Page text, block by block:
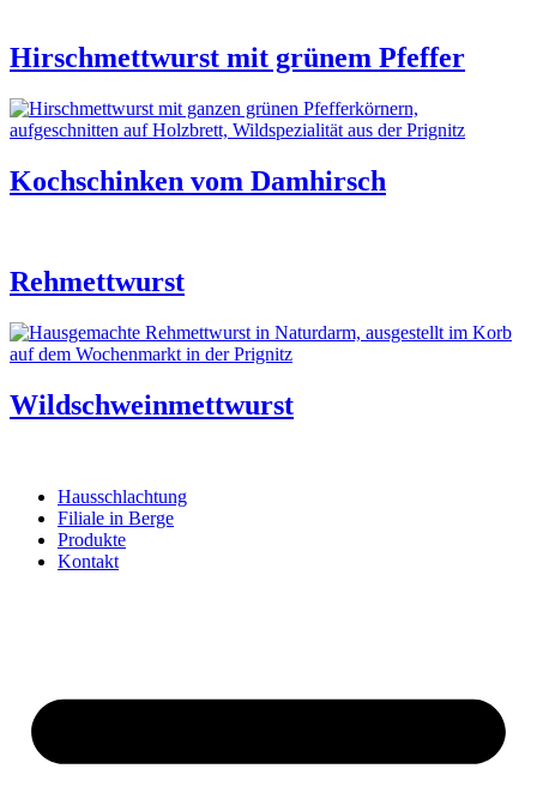
Hirschmettwurst mit grünem Pfeffer
Kochschinken vom Damhirsch
Rehmettwurst
Wildschweinmettwurst
Hausschlachtung
Filiale in Berge
Produkte
Kontakt